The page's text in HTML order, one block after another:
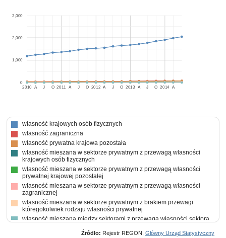
2010 2011 2012 2013 2014
A J O A J O A J O A J O A
0
1,000
2,000
3,000
własność krajowych osób fizycznych
własność zagraniczna
własność prywatna krajowa pozostała
własność mieszana w sektorze prywatnym z przewagą własności
krajowych osób fizycznych
własność mieszana w sektorze prywatnym z przewagą własności
prywatnej krajowej pozostałej
własność mieszana w sektorze prywatnym z przewagą własności
zagranicznej
własność mieszana w sektorze prywatnym z brakiem przewagi
któregokolwiek rodzaju własności prywatnej
własność mieszana między sektorami z przewagą własności sektora
Źródło: Rejestr REGON, Główny Urząd Statystyczny